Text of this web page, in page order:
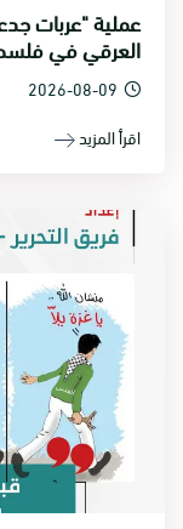
عملية "عربات
العرقي في
2026-08-09
اقرأ المزيد